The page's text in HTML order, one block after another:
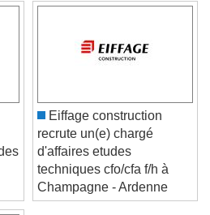
Eiffage construction
recrute un(e) chargé
d'affaires etudes
techniques cfo/cfa f/h à
Champagne - Ardenne